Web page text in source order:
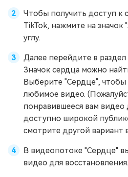
Чтобы получить доступ к
TikTok, нажмите на
углу.
Далее перейдите в
Значок сердца можно
Выберите "Сердце", чтобы
любимое видео.
понравившееся вам
доступно широкой
смотрите другой вариант
В видеопотоке "Сердце"
видео для восстановления.